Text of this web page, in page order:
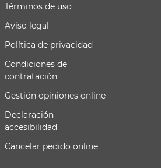
Términos de uso
Aviso legal
Política de privacidad
Condiciones de
contratación
Gestión opiniones online
Declaración
accesibilidad
Cancelar pedido online